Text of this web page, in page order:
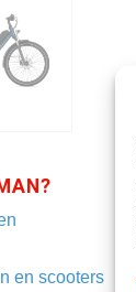
en scooters